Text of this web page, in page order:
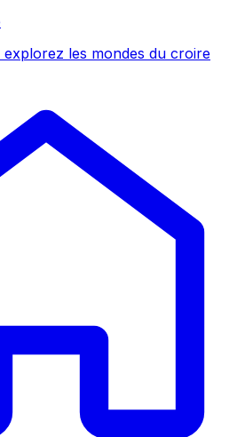
explorez les mondes du croire